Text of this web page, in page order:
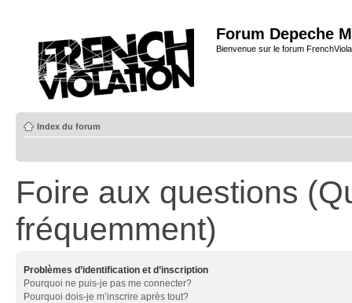
Forum Depeche
Bienvenue sur le forum
Index du forum
Foire aux questions
fréquemment)
Problèmes d’identification et d’inscription
Pourquoi ne puis-je pas me connecter?
Pourquoi dois-je m’inscrire après tout?